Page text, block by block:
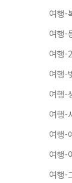
여행-
여행-
여행-
여행-
여행-
여행-
여행-
여행-
여행-